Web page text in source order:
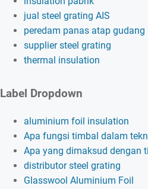
jual steel grating AIS
peredam panas atap gudang
supplier steel grating
thermal insulation
Label Dropdown
aluminium foil insulation
Apa fungsi timbal dalam
Apa yang dimaksud dengan
distributor steel grating
Glasswool Aluminium Foil